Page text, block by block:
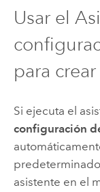
Usar el
para
Si ejecuta el
configuración
asistente en el